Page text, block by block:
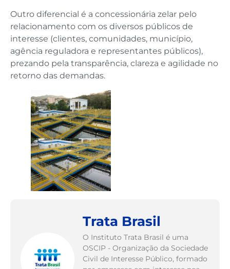
Outro diferencial é a concessionária zelar pelo
relacionamento com os diversos públicos de
interesse (clientes, comunidades, município,
agência reguladora e representantes públicos),
prezando pela transparência, clareza e agilidade no
retorno das demandas.
Trata Brasil
O Instituto Trata Brasil é uma
OSCIP - Organização da Sociedade
Civil de Interesse Público, formado